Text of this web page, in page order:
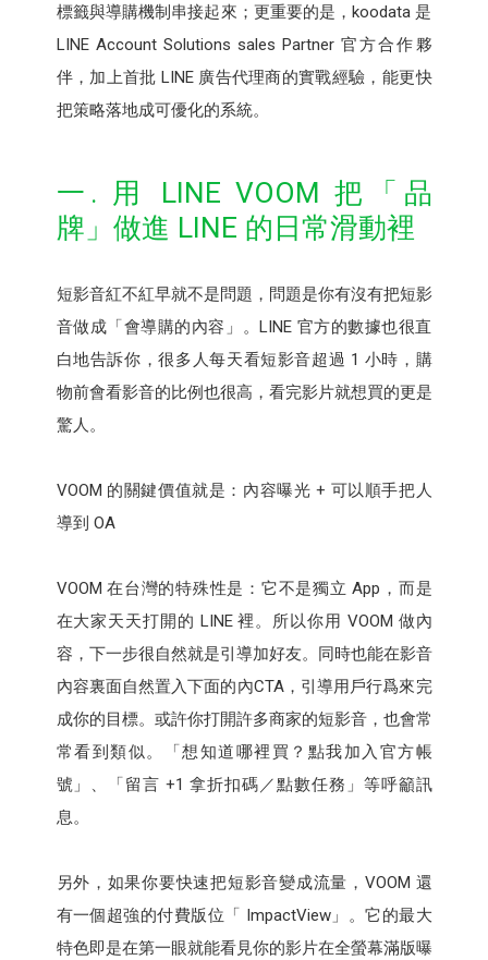
標籤與導購機制串接起來；更重要的是，koodata 是
LINE Account Solutions sales Partner 官方合作夥
伴，加上首批 LINE 廣告代理商的實戰經驗，能更快
把策略落地成可優化的系統。
一. 用 LINE VOOM 把「品
牌」做進 LINE 的日常滑動裡
短影音紅不紅早就不是問題，問題是你有沒有把短影
音做成「會導購的內容」。LINE 官方的數據也很直
白地告訴你，很多人每天看短影音超過 1 小時，購
物前會看影音的比例也很高，看完影片就想買的更是
驚人。
VOOM 的關鍵價值就是：內容曝光 + 可以順手把人
導到 OA
VOOM 在台灣的特殊性是：它不是獨立 App，而是
在大家天天打開的 LINE 裡。所以你用 VOOM 做內
容，下一步很自然就是引導加好友。同時也能在影音
內容裏面自然置入下面的內CTA，引導用戶行爲來完
成你的目標。或許你打開許多商家的短影音，也會常
常看到類似。「想知道哪裡買？點我加入官方帳
號」、「留言 +1 拿折扣碼／點數任務」等呼籲訊
息。
另外，如果你要快速把短影音變成流量，VOOM 還
有一個超強的付費版位「 ImpactView」。它的最大
特色即是在第一眼就能看見你的影片在全螢幕滿版曝